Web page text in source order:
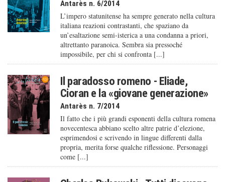
Antarès n. 6/2014
L’impero statunitense ha sempre generato nella cultura
italiana reazioni contrastanti, che spaziano da
un’esaltazione semi-isterica a una condanna a priori,
altrettanto paranoica. Sembra sia pressoché
impossibile, per chi si confronta [...]
Il paradosso romeno - Eliade,
Cioran e la «giovane generazione»
Antarès n. 7/2014
Il fatto che i più grandi esponenti della cultura romena
novecentesca abbiano scelto altre patrie d’elezione,
esprimendosi e scrivendo in lingue differenti dalla
propria, merita forse qualche riflessione. Personaggi
come [...]